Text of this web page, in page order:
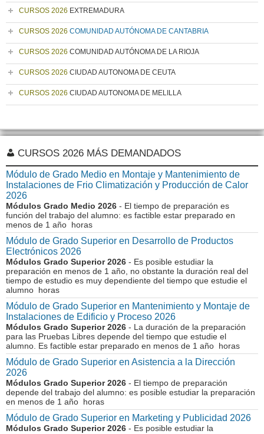
CURSOS 2026 EXTREMADURA
CURSOS 2026 COMUNIDAD AUTÓNOMA DE CANTABRIA
CURSOS 2026 COMUNIDAD AUTÓNOMA DE LA RIOJA
CURSOS 2026 CIUDAD AUTONOMA DE CEUTA
CURSOS 2026 CIUDAD AUTONOMA DE MELILLA
CURSOS 2026 MÁS DEMANDADOS
Módulo de Grado Medio en Montaje y Mantenimiento de
Instalaciones de Frio Climatización y Producción de Calor
2026
Módulos Grado Medio 2026 - El tiempo de preparación es
función del trabajo del alumno: es factible estar preparado en
menos de 1 año horas
Módulo de Grado Superior en Desarrollo de Productos
Electrónicos 2026
Módulos Grado Superior 2026 - Es posible estudiar la
preparación en menos de 1 año, no obstante la duración real del
tiempo de estudio es muy dependiente del tiempo que estudie el
alumno horas
Módulo de Grado Superior en Mantenimiento y Montaje de
Instalaciones de Edificio y Proceso 2026
Módulos Grado Superior 2026 - La duración de la preparación
para las Pruebas Libres depende del tiempo que estudie el
alumno. Es factible estar preparado en menos de 1 año horas
Módulo de Grado Superior en Asistencia a la Dirección
2026
Módulos Grado Superior 2026 - El tiempo de preparación
depende del trabajo del alumno: es posible estudiar la preparación
en menos de 1 año horas
Módulo de Grado Superior en Marketing y Publicidad 2026
Módulos Grado Superior 2026 - Es posible estudiar la